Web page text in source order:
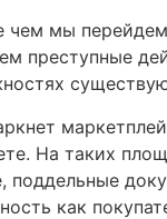
чем мы перейдем
преступные
На таких
поддельные
как